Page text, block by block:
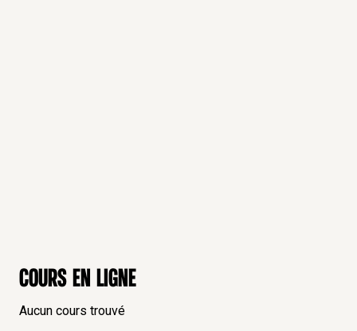
Cours en ligne
Aucun cours trouvé